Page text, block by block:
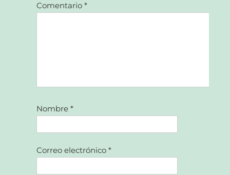
Comentario*
Nombre*
Correo electrónico*